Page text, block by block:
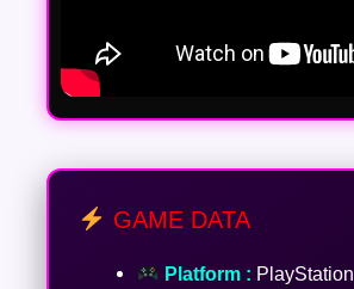
GAME DATA
Platform : PlayStation